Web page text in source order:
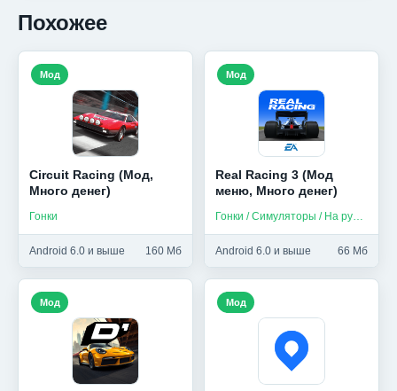
Похожее
Circuit Racing (Мод,
Много денег)
Гонки
Android 6.0 и выше 160 Мб
Мод
Real Racing 3 (Мод
меню, Много денег)
Гонки / Симуляторы / На русском
Android 6.0 и выше 66 Мб
Мод
Мод Мод